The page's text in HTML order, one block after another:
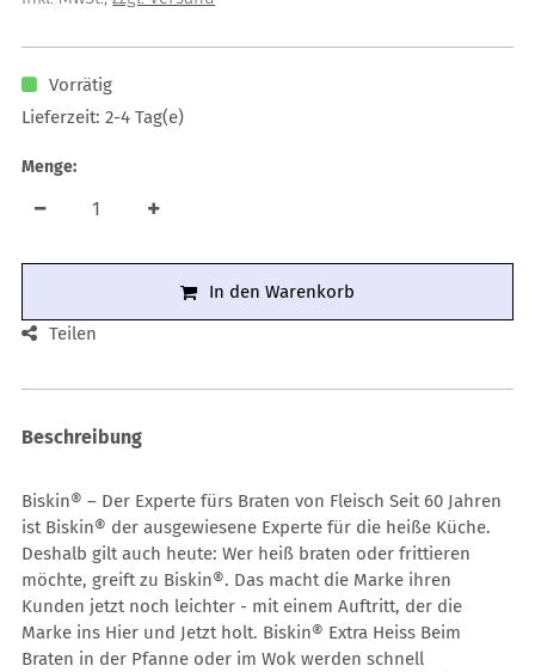
Vorrätig
Lieferzeit: 2-4 Tag(e)
Menge:
In den Warenkorb
Teilen
Beschreibung
Biskin® – Der Experte fürs Braten von Fleisch Seit 60 Jahren
ist Biskin® der ausgewiesene Experte für die heiße Küche.
Deshalb gilt auch heute: Wer heiß braten oder frittieren
möchte, greift zu Biskin®. Das macht die Marke ihren
Kunden jetzt noch leichter - mit einem Auftritt, der die
Marke ins Hier und Jetzt holt. Biskin® Extra Heiss Beim
Braten in der Pfanne oder im Wok werden schnell